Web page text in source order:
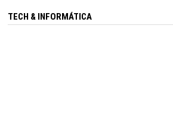
TECH & INFORMÁTICA